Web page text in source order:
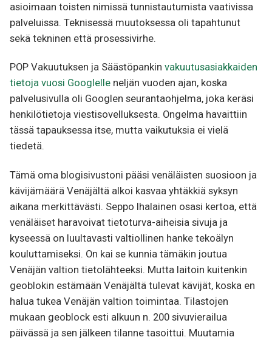
asioimaan toisten nimissä tunnistautumista vaativissa
palveluissa. Teknisessä muutoksessa oli tapahtunut
sekä tekninen että prosessivirhe.
POP Vakuutuksen ja Säästöpankin vakuutusasiakkaiden
tietoja vuosi Googlelle neljän vuoden ajan, koska
palvelusivulla oli Googlen seurantaohjelma, joka keräsi
henkilötietoja viestisovelluksesta. Ongelma havaittiin
tässä tapauksessa itse, mutta vaikutuksia ei vielä
tiedetä.
Tämä oma blogisivustoni pääsi venäläisten suosioon ja
kävijämäärä Venäjältä alkoi kasvaa yhtäkkiä syksyn
aikana merkittävästi. Seppo Ihalainen osasi kertoa, että
venäläiset haravoivat tietoturva-aiheisia sivuja ja
kyseessä on luultavasti valtiollinen hanke tekoälyn
kouluttamiseksi. On kai se kunnia tämäkin joutua
Venäjän valtion tietolähteeksi. Mutta laitoin kuitenkin
geoblokin estämään Venäjältä tulevat kävijät, koska en
halua tukea Venäjän valtion toimintaa. Tilastojen
mukaan geoblock esti alkuun n. 200 sivuvierailua
päivässä ja sen jälkeen tilanne tasoittui. Muutamia